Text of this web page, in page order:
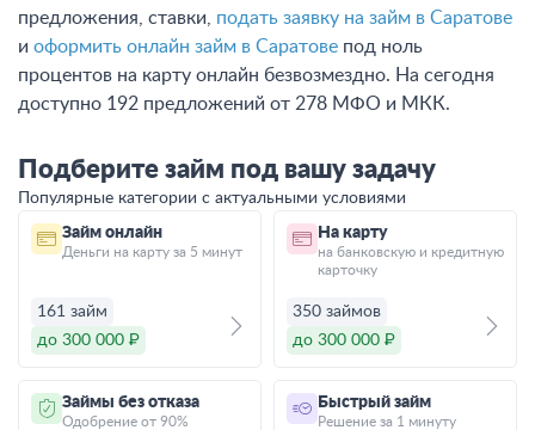
предложения, ставки, подать заявку на займ в Саратове
и оформить онлайн займ в Саратове под ноль
процентов на карту онлайн безвозмездно. На сегодня
доступно 192 предложений от 278 МФО и МКК.
Подберите займ под вашу задачу
Популярные категории с актуальными условиями
Займ онлайн
Деньги на карту за 5 минут
161 займ
до 300 000 ₽
На карту
на банковскую и кредитную
карточку
350 займов
до 300 000 ₽
Займы без отказа
Одобрение от 90%
Быстрый займ
Решение за 1 минуту